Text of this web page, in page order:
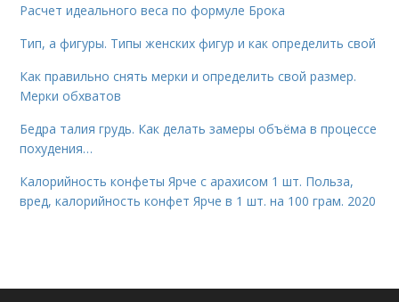
Расчет идеального веса по формуле Брока
Тип, а фигуры. Типы женских фигур и как определить свой
Как правильно снять мерки и определить свой размер.
Мерки обхватов
Бедра талия грудь. Как делать замеры объёма в процессе
похудения…
Калорийность конфеты Ярче с арахисом 1 шт. Польза,
вред, калорийность конфет Ярче в 1 шт. на 100 грам. 2020